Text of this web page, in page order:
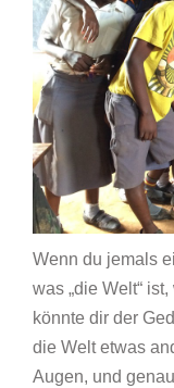
Wenn du jemals
was „die Welt“
könnte dir der
die Welt etwas
Augen, und